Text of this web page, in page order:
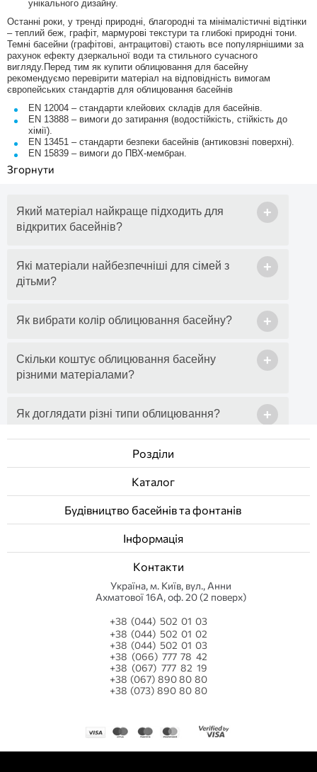
унікального дизайну.
Останні роки, у тренді природні, благородні та мінімалістичні відтінки
– теплий беж, графіт, мармурові текстури та глибокі природні тони.
Темні басейни (графітові, антрацитові) стають все популярнішими за
рахунок ефекту дзеркальної води та стильного сучасного
вигляду.Перед тим як купити облицювання для басейну
рекомендуємо перевірити матеріал на відповідність вимогам
європейських стандартів для облицювання басейнів
EN 12004 – стандарти клейових складів для басейнів.
EN 13888 – вимоги до затирання (водостійкість, стійкість до
хімії).
EN 13451 – стандарти безпеки басейнів (антиковзні поверхні).
EN 15839 – вимоги до ПВХ-мембран.
+
Який матеріал найкраще підходить для
відкритих басейнів?
+
Які матеріали найбезпечніші для сімей з
дітьми?
+
Як вибрати колір облицювання басейну?
+
Скільки коштує облицювання басейну
різними матеріалами?
+
Як доглядати різні типи облицювання?
Чи впливає колір облицювання на
температуру води?
Розділи
Каталог
Будівництво басейнів та фонтанів
Інформація
Контакти
Українa, м. Київ, вул., Анни
Ахматової 16А, оф. 20 (2 поверх)
+38 (044) 502 01 03
+38 (044) 502 01 02
+38 (044) 502 01 03
+38 (066) 777 78 42
+38 (067) 777 82 19
+38 (067) 890 80 80
+38 (073) 890 80 80